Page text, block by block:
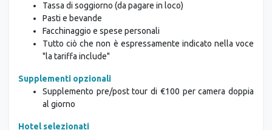
Tutto ciò che non è espressamente indicato nella voce
"la tariffa include"
Supplementi opzionali
Supplemento pre/post tour di €100 per camera doppia
al giorno
Hotel selezionati
Palermo:
Mondello (Villa Flora, Le Muse, Mondello Felix) o simili